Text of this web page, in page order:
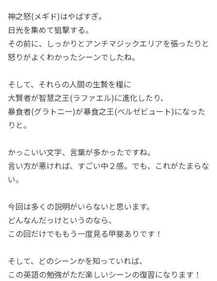
神之怒(メギド)はやばすぎ。
日光を集めて狙撃する。
その前に、しっかりとアンチマジックエリアを張ったりと
怒りがよくわかったシーンでしたね。
そして、それらの人間の生贄を糧に
大賢者が智慧之王(ラファエル)に進化したり、
暴食者(グラトニー)が暴食之王(ベルゼビュート)になった
りと。
かっこいい文字、言葉が多かったですね。
言い方が悪ければ、すごい中２感。でも、これがたまらな
い。
今回は多くの説明がいらないと思います。
どんなんだっけというのなら、
この回だけでももう一度見る甲斐ありです！
そして、どのシーンかを知っていれば、
この英語の勉強がただ楽しいシーンの復習になります！